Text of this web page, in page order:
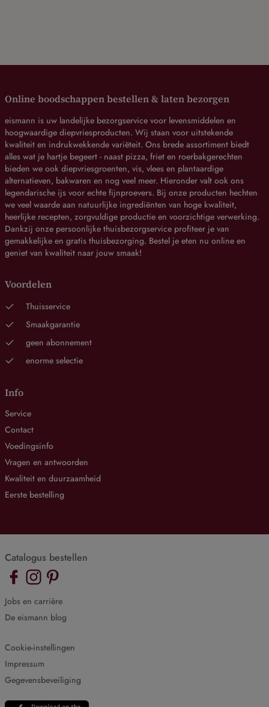
Online boodschappen bestellen & laten bezorgen
eismann is uw landelijke bezorgservice voor levensmiddelen en
hoogwaardige diepvriesproducten. Wij staan voor uitstekende
kwaliteit en indrukwekkende variëteit. Ons brede assortiment biedt
alles wat je hartje begeert - naast pizza, friet en roerbakgerechten
bieden we ook diepvriesgroenten, vis, vlees en plantaardige
alternatieven, bakwaren en nog veel meer. Hieronder valt ook ons
legendarische ijs voor echte fijnproevers. Bij onze producten hechten
we veel waarde aan natuurlijke ingrediënten van hoge kwaliteit,
heerlijke recepten, zorgvuldige productie en voorzichtige verwerking.
Dankzij onze persoonlijke thuisbezorgservice profiteer je van
gemakkelijke en gratis thuisbezorging. Bestel je eten nu online en
geniet van kwaliteit naar jouw smaak!
Voordelen
Thuisservice
Smaakgarantie
geen abonnement
enorme selectie
Info
Service
Contact
Voedingsinfo
Vragen en antwoorden
Kwaliteit en duurzaamheid
Eerste bestelling
Catalogus bestellen
Jobs en carrière
De eismann blog
Cookie-instellingen
Impressum
Gegevensbeveiliging